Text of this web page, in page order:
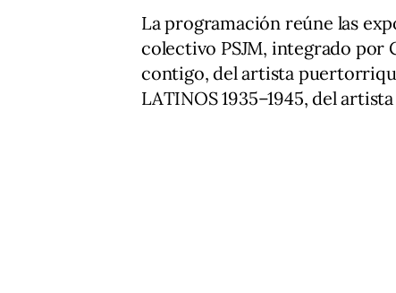
La programación reúne las
colectivo PSJM, integrado por
contigo, del artista
LATINOS 1935–1945, del